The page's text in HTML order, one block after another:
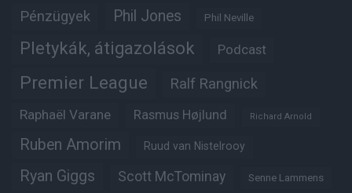
Pénzügyek Phil Jones Phil Neville
Pletykák, átigazolások Podcast
Premier League Ralf Rangnick
Raphaël Varane Rasmus Højlund Richard Arnold
Ruben Amorim Ruud van Nistelrooy
Ryan Giggs Scott McTominay Senne Lammens